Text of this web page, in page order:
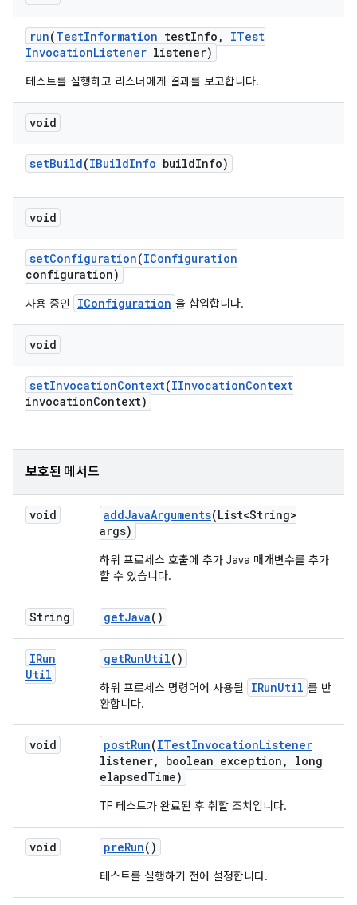
run(TestInformation testInfo ,
ITest
InvocationListener listener)
테스트를 실행하고 리스너에게 결과를 보고합니다.
void
setBuild(IBuildInfo buildInfo)
void
setConfiguration(IConfiguration
configuration)
사용 중인 IConfiguration 을 삽입합니다.
void
setInvocationContext(IInvocationContext
invocationContext)
보호된 메서드
void addJavaArguments(List<String>
args)
하위 프로세스 호출에 추가 Java 매개변수를 추가
할 수 있습니다.
String getJava()
IRun
Util
getRunUtil()
하위 프로세스 명령어에 사용될 IRunUtil 를 반
환합니다.
void postRun(ITestInvocationListener
listener, boolean exception ,
long
elapsedTime)
TF 테스트가 완료된 후 취할 조치입니다.
void preRun()
테스트를 실행하기 전에 설정합니다.